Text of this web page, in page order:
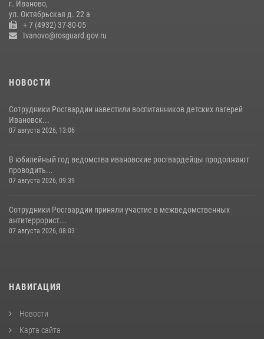
20 июля 2026, 09:12 3
г. Иваново,
ул. Октябрьская д. 22 а
+ 7 (4932) 37-80-05
Ivanovo@rosguard.gov.ru
НОВОСТИ
Сотрудники Росгвардии навестили воспитанников детских лагерей
Ивановск...
07 августа 2026, 13:06
В юбилейный год ведомства ивановские росгвардейцы продолжают
проводить...
07 августа 2026, 09:39
Сотрудники Росгвардии приняли участие в межведомственных
антитеррорист...
07 августа 2026, 08:03
НАВИГАЦИЯ
Новости
Карта сайта